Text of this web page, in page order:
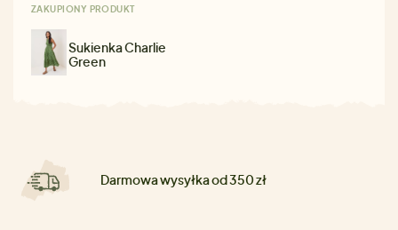
ZAKUPIONY PRODUKT
Sukienka Charlie
Green
Darmowa wysyłka od 350 zł